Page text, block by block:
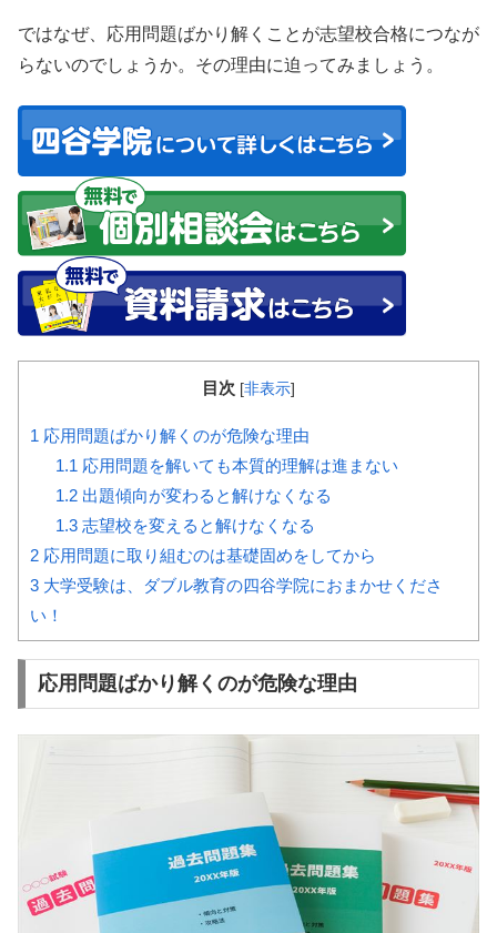
ではなぜ、応用問題ばかり解くことが志望校合格につなが
らないのでしょうか。その理由に迫ってみましょう。
目次 [非表示]
1 応用問題ばかり解くのが危険な理由
1.1 応用問題を解いても本質的理解は進まない
1.2出題傾向が変わると解けなくなる
1.3志望校を変えると解けなくなる
2 応用問題に取り組むのは基礎固めをしてから
3 大学受験は、ダブル教育の四谷学院におまかせくださ
い！
応用問題ばかり解くのが危険な理由